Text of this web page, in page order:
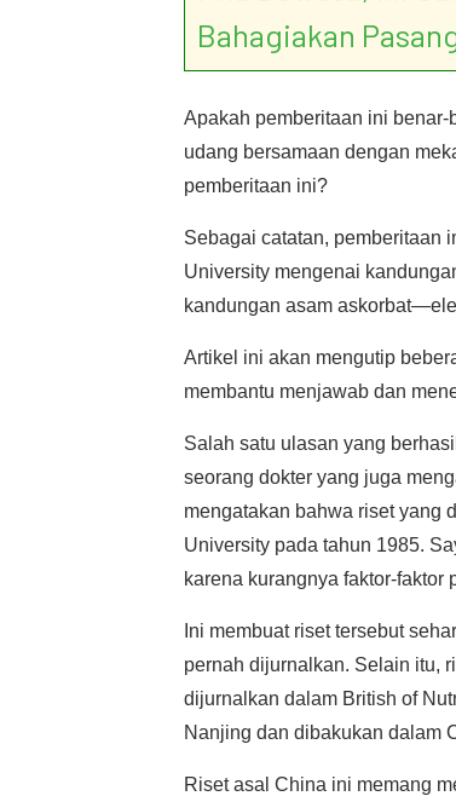
Bahagiakan
Apakah pemberitaan ini
udang bersamaan dengan
pemberitaan ini?
Sebagai catatan, pemberitaan
University mengenai
kandungan asam
Artikel ini akan mengutip
membantu menjawab dan
Salah satu ulasan yang
seorang dokter yang juga
mengatakan bahwa riset yang
University pada tahun 1985.
karena kurangnya faktor-faktor
Ini membuat riset tersebut
pernah dijurnalkan. Selain itu,
dijurnalkan dalam British of
Nanjing dan dibakukan dalam
Riset asal China ini memang